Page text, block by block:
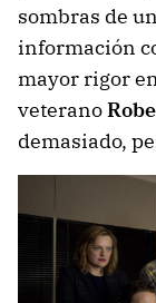
sombras de
información
mayor rigor
veterano
demasiado,